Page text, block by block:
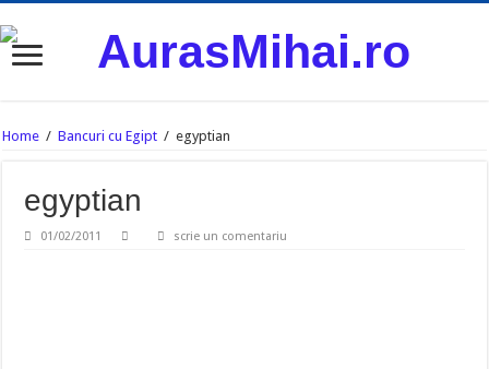
Home / Bancuri cu Egipt / egyptian
egyptian
01/02/2011 scrie un comentariu